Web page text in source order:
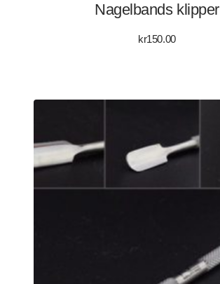
Nagelbands klipper
kr150.00